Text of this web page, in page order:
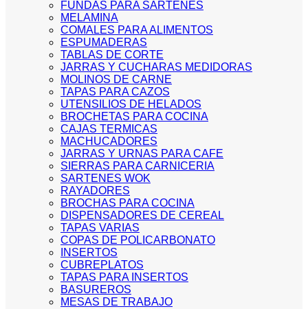
FUNDAS PARA SARTENES
MELAMINA
COMALES PARA ALIMENTOS
ESPUMADERAS
TABLAS DE CORTE
JARRAS Y CUCHARAS MEDIDORAS
MOLINOS DE CARNE
TAPAS PARA CAZOS
UTENSILIOS DE HELADOS
BROCHETAS PARA COCINA
CAJAS TERMICAS
MACHUCADORES
JARRAS Y URNAS PARA CAFE
SIERRAS PARA CARNICERIA
SARTENES WOK
RAYADORES
BROCHAS PARA COCINA
DISPENSADORES DE CEREAL
TAPAS VARIAS
COPAS DE POLICARBONATO
INSERTOS
CUBREPLATOS
TAPAS PARA INSERTOS
BASUREROS
MESAS DE TRABAJO